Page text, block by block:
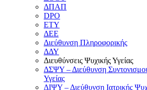
ΔΠΑΠ
DPO
ΕΤΥ
ΔΕΕ
Διεύθυνση Πληροφορικής
ΔΔΥ
Διευθύνσεις Ψυχικής Υγείας
ΔΣΨΥ – Διεύθυνση
Υγείας
ΔΙΨΥ – Διεύθυνση Ιατρικής